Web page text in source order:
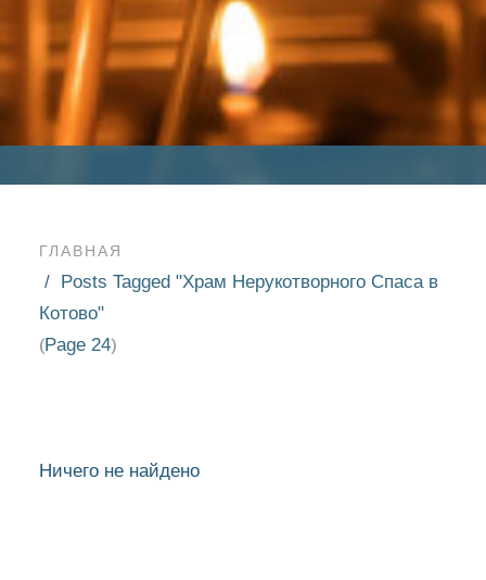
ГЛАВНАЯ
Posts Tagged "Храм Нерукотворного Спаса в
Котово"
(Page 24)
Ничего не найдено